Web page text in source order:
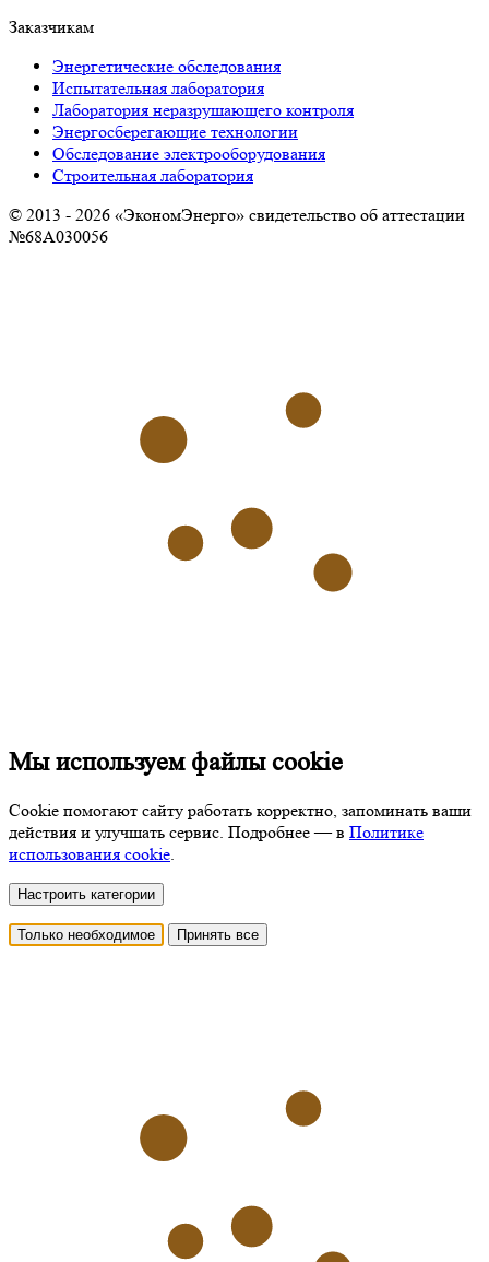
Заказчикам
Энергетические обследования
Испытательная лаборатория
Лаборатория неразрушающего контроля
Энергосберегающие технологии
Обследование электрооборудования
Строительная лаборатория
© 2013 - 2026 «ЭкономЭнерго» свидетельство об аттестации
№68А030056
Мы используем файлы cookie
Cookie помогают сайту работать корректно, запоминать ваши
действия и улучшать сервис. Подробнее — в Политике
использования cookie.
Настроить категории
Только необходимое Принять все